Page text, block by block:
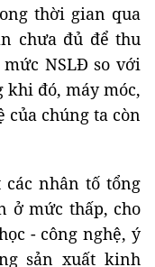
thời gian qua
chưa đủ để thu
NSLĐ so với
khi đó, máy móc,
chúng ta còn
các nhân tố tổng
ở mức thấp, cho
- công nghệ, ý
sản xuất kinh